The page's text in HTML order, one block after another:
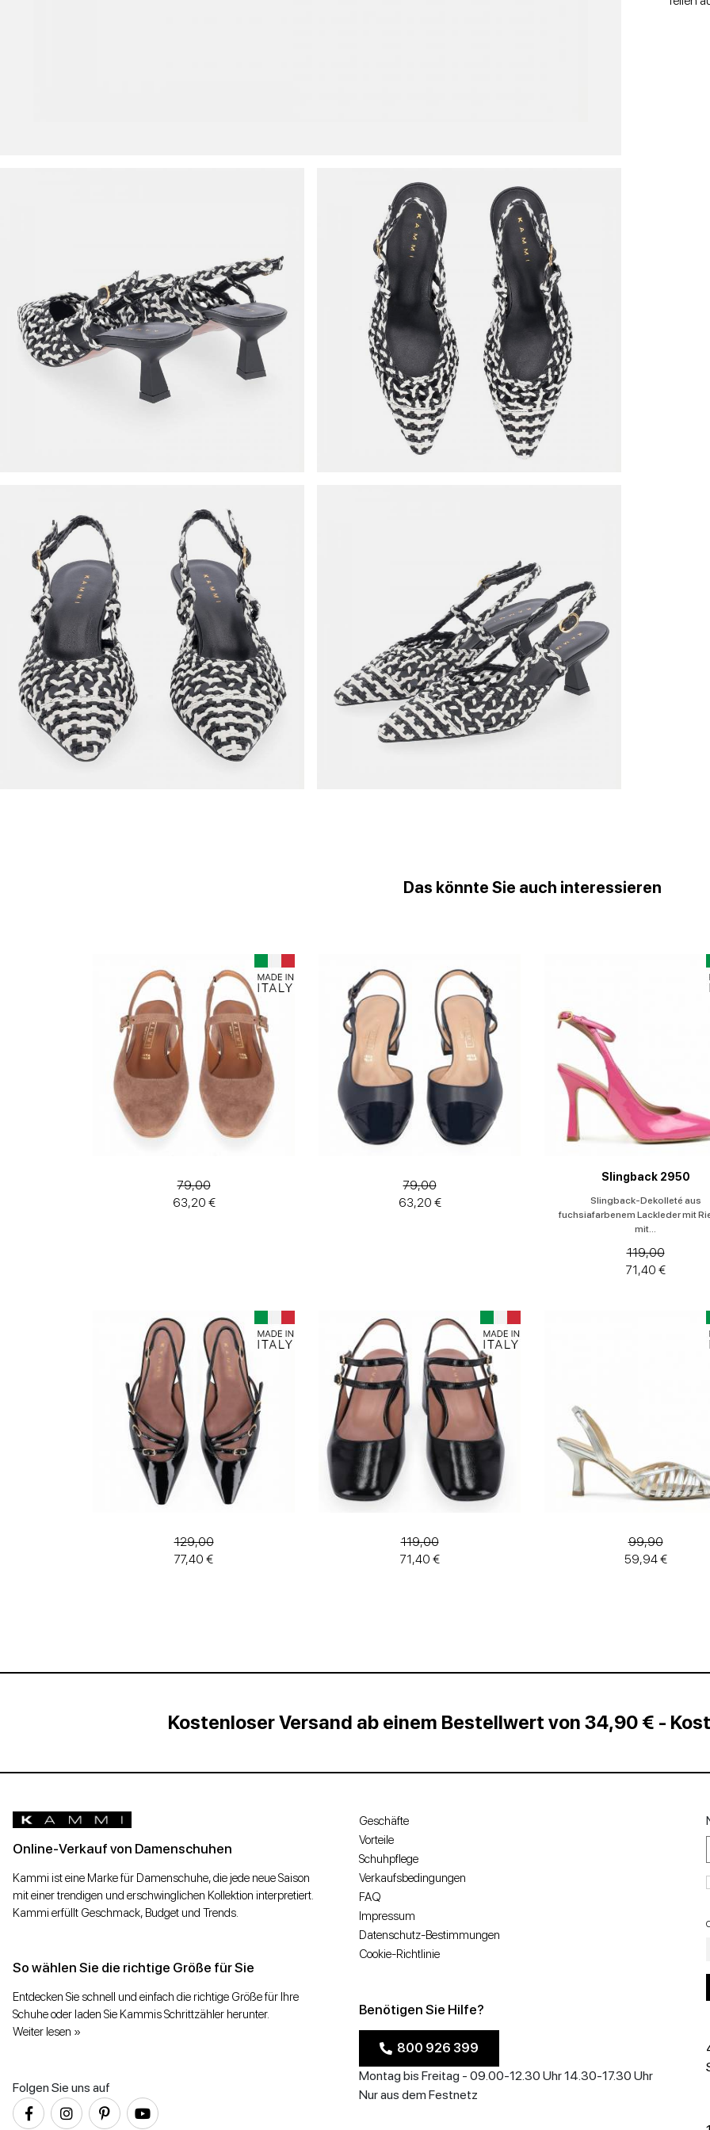
Das könnte Sie auch interessieren
79,00
63,20 €
79,00
63,20 €
Slingback 2950
Slingback-Dekolleté aus
fuchsiafarbenem Lackleder mit
mit...
119,00
71,40 €
129,00
77,40 €
119,00
71,40 €
99,90
59,94 €
Kostenloser Versand ab einem Bestellwert von 34,90 € -
Online-Verkauf von Damenschuhen
Kammi ist eine Marke für Damenschuhe, die jede neue Saison
mit einer trendigen und erschwinglichen Kollektion interpretiert.
Kammi erfüllt Geschmack, Budget und Trends.
So wählen Sie die richtige Größe für Sie
Entdecken Sie schnell und einfach die richtige Größe für Ihre
Schuhe oder laden Sie Kammis Schrittzähler herunter.
Weiter lesen »
Folgen Sie uns auf
Geschäfte
Vorteile
Schuhpflege
Verkaufsbedingungen
FAQ
Impressum
Datenschutz-Bestimmungen
Cookie-Richtlinie
Benötigen Sie Hilfe?
800 926 399
Montag bis Freitag - 09.00-12.30 Uhr 14.30-17.30 Uhr
Nur aus dem Festnetz